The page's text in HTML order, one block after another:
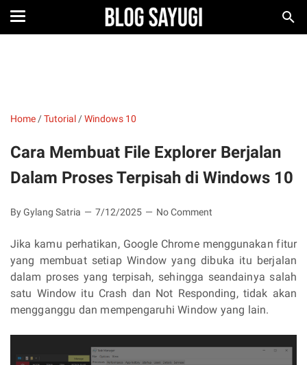
Home /Tutorial /Windows 10
Cara Membuat File Explorer Berjalan
Dalam Proses Terpisah di Windows 10
By Gylang Satria 7/12/2025 No Comment
Jika kamu perhatikan, Google Chrome menggunakan fitur
yang membuat setiap Window yang dibuka itu berjalan
dalam proses yang terpisah, sehingga seandainya salah
satu Window itu Crash dan Not Responding, tidak akan
mengganggu dan mempengaruhi Window yang lain.